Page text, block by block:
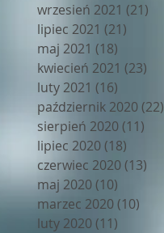
wrzesień 2021 (21)
lipiec 2021 (21)
maj 2021 (18)
kwiecień 2021 (23)
luty 2021 (16)
październik 2020 (22)
sierpień 2020 (11)
lipiec 2020 (18)
czerwiec 2020 (13)
maj 2020 (10)
marzec 2020 (10)
luty 2020 (11)